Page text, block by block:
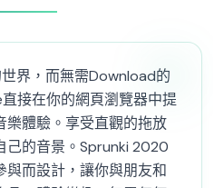
界，而無需Download的
接在你的網頁瀏覽器中提
樂體驗。享受直觀的拖放
己的音景。Sprunki 2020
與而設計，讓你與朋友和